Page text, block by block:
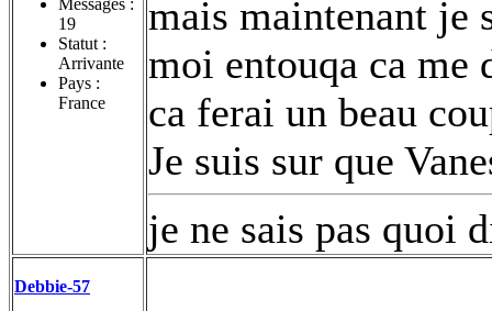
19
Statut :
Arrivante
Pays :
France
mais maintenant je
moi entouqa ca me
ca ferai un beau
Je suis sur que
je ne sais pas quoi
Debbie-57